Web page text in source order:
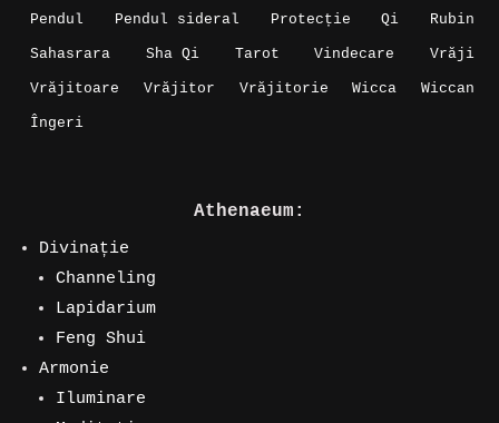
Pendul Pendul sideral Protecție Qi Rubin
Sahasrara Sha Qi Tarot Vindecare Vrăji
Vrăjitoare Vrăjitor Vrăjitorie Wicca Wiccan
Îngeri
Athenaeum:
Divinație
Channeling
Lapidarium
Feng Shui
Armonie
Iluminare